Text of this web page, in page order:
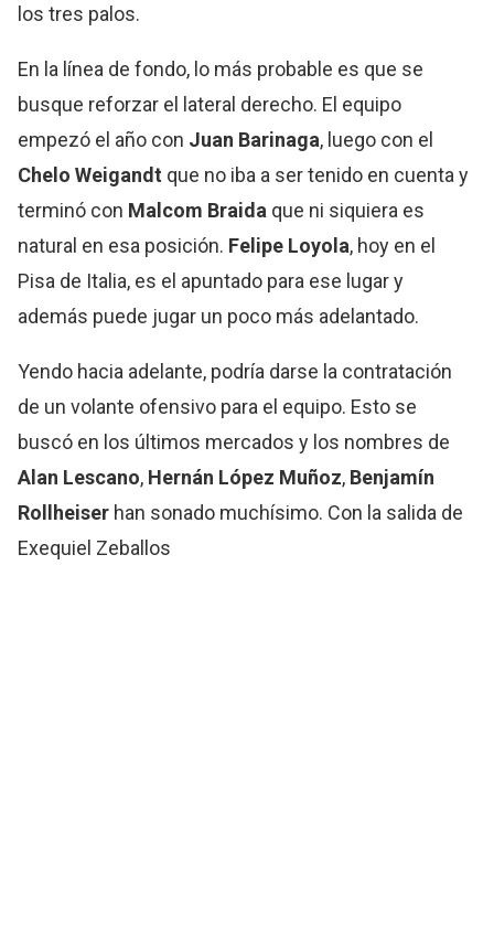
los tres palos.
En la línea de fondo, lo más probable es que se
busque reforzar el lateral derecho. El equipo
empezó el año con Juan Barinaga, luego con el
Chelo Weigandt que no iba a ser tenido en cuenta y
terminó con Malcom Braida que ni siquiera es
natural en esa posición. Felipe Loyola, hoy en el
Pisa de Italia, es el apuntado para ese lugar y
además puede jugar un poco más adelantado.
Yendo hacia adelante, podría darse la contratación
de un volante ofensivo para el equipo. Esto se
buscó en los últimos mercados y los nombres de
Alan Lescano, Hernán López Muñoz, Benjamín
Rollheiser han sonado muchísimo. Con la salida de
Exequiel Zeballos